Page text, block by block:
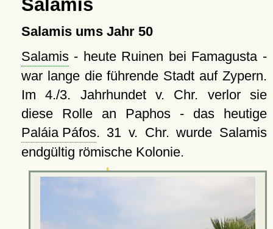
Salamis
Salamis ums Jahr 50
Salamis- heute Ruinen bei Famagusta -
war lange die führende Stadt auf Zypern.
Im 4./3. Jahrhundet v. Chr. verlor sie
diese Rolle an Paphos - das heutige
Paláia Páfos. 31 v. Chr. wurde Salamis
endgültig römische Kolonie.